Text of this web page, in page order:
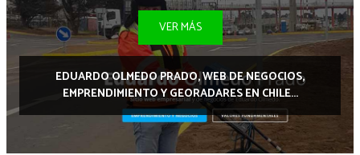
VER MÁS
EDUARDO OLMEDO PRADO, WEB DE NEGOCIOS,
EMPRENDIMIENTO Y GEORADARES EN CHILE...